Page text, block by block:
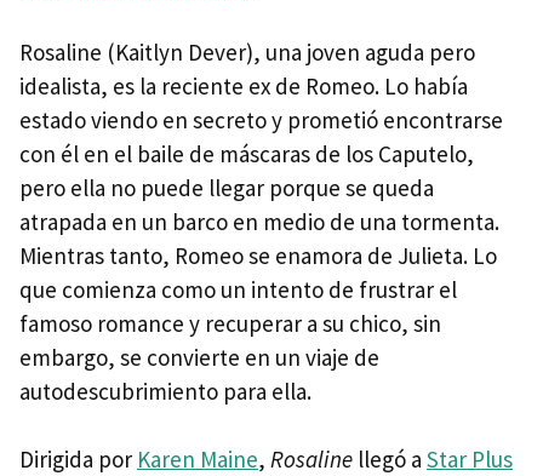
Rosaline (Kaitlyn Dever), una joven aguda pero
idealista, es la reciente ex de Romeo. Lo había
estado viendo en secreto y prometió encontrarse
con él en el baile de máscaras de los Caputelo,
pero ella no puede llegar porque se queda
atrapada en un barco en medio de una tormenta.
Mientras tanto, Romeo se enamora de Julieta. Lo
que comienza como un intento de frustrar el
famoso romance y recuperar a su chico, sin
embargo, se convierte en un viaje de
autodescubrimiento para ella.
Dirigida por Karen Maine, Rosaline llegó a Star Plus